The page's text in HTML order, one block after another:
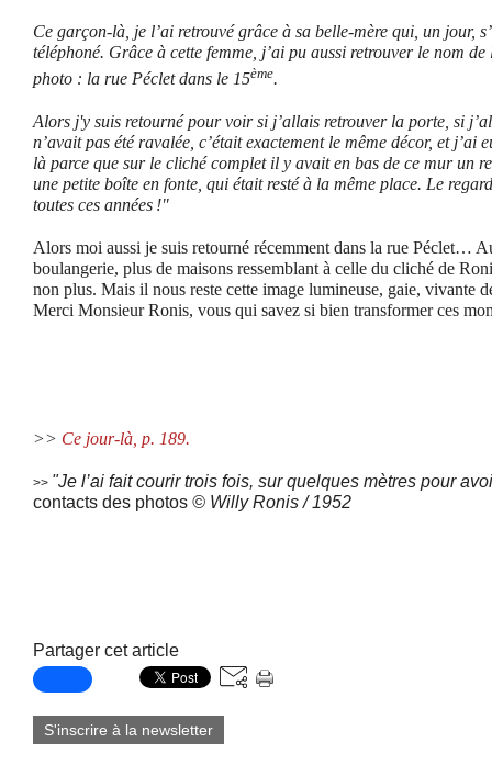
Ce garçon-là, je l’ai retrouvé grâce à sa belle-mère qui, un jour,
téléphoné. Grâce à cette femme, j’ai pu aussi retrouver le nom
photo : la rue Péclet dans le 15ème.
Alors j'y suis retourné pour voir si j’allais retrouver la porte, si
n’avait pas été ravalée, c’était exactement le même décor, et j’ai
là parce que sur le cliché complet il y avait en bas de ce mur un
une petite boîte en fonte, qui était resté à la même place. Le
toutes ces années !"
Alors moi aussi je suis retourné récemment dans la rue Péclet…
boulangerie, plus de maisons ressemblant à celle du cliché de
non plus. Mais il nous reste cette image lumineuse, gaie, vivante
Merci Monsieur Ronis, vous qui savez si bien transformer ces
>> Ce jour-là, p. 189.
>> "Je l’ai fait courir trois fois, sur quelques mètres pour
contacts des photos © Willy Ronis / 1952
Partager cet article
S'inscrire à la newsletter